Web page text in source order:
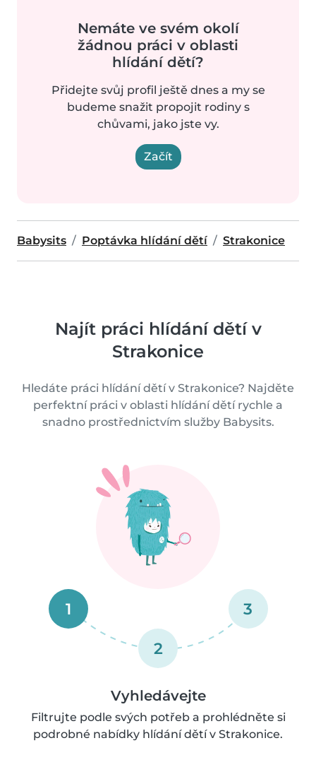
Nemáte ve svém okolí
žádnou práci v oblasti
hlídání dětí?
Přidejte svůj profil ještě dnes a my se
budeme snažit propojit rodiny s
chůvami, jako jste vy.
Začít
Babysits Poptávka hlídání dětí Strakonice
Najít práci hlídání dětí v
Strakonice
Hledáte práci hlídání dětí v Strakonice? Najděte
perfektní práci v oblasti hlídání dětí rychle a
snadno prostřednictvím služby Babysits.
1
2
3
Vyhledávejte
Filtrujte podle svých potřeb a prohlédněte si
podrobné nabídky hlídání dětí v Strakonice.